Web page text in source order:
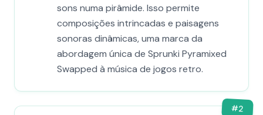
sons numa pirâmide. Isso permite
composições intrincadas e paisagens
sonoras dinâmicas, uma marca da
abordagem única de Sprunki Pyramixed
Swapped à música de jogos retro.
#2